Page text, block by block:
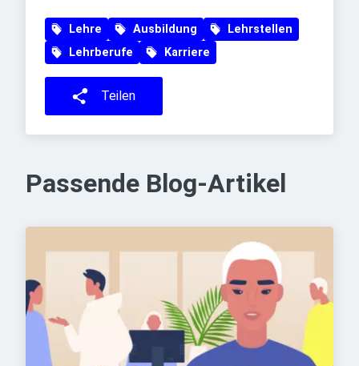
Lehre Ausbildung
Lehrstellen
Lehrberufe
Karriere
Teilen
Passende Blog-Artikel